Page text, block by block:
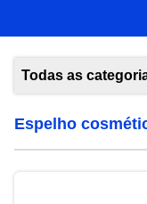
Todas as
Espelho